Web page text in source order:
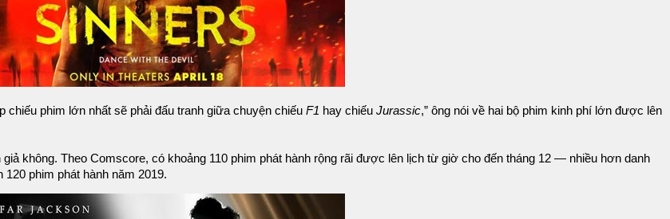
chiếu phim lớn nhất sẽ phải đấu tranh giữa chuyện chiếu F1 hay chiếu Jurassic,” ông nói về hai bộ phim kinh phí lớn được lên
không. Theo Comscore, có khoảng 110 phim phát hành rộng rãi được lên lịch từ giờ cho đến tháng 12 — nhiều hơn danh
phim phát hành năm 2019.